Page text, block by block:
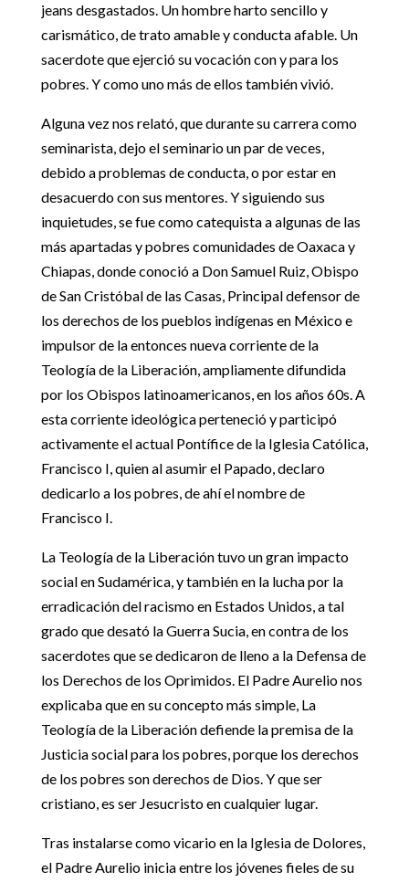
jeans desgastados. Un hombre harto sencillo y
carismático, de trato amable y conducta afable. Un
sacerdote que ejerció su vocación con y para los
pobres. Y como uno más de ellos también vivió.
Alguna vez nos relató, que durante su carrera como
seminarista, dejo el seminario un par de veces,
debido a problemas de conducta, o por estar en
desacuerdo con sus mentores. Y siguiendo sus
inquietudes, se fue como catequista a algunas de las
más apartadas y pobres comunidades de Oaxaca y
Chiapas, donde conoció a Don Samuel Ruiz, Obispo
de San Cristóbal de las Casas, Principal defensor de
los derechos de los pueblos indígenas en México e
impulsor de la entonces nueva corriente de la
Teología de la Liberación, ampliamente difundida
por los Obispos latinoamericanos, en los años 60s. A
esta corriente ideológica perteneció y participó
activamente el actual Pontífice de la Iglesia Católica,
Francisco I, quien al asumir el Papado, declaro
dedicarlo a los pobres, de ahí el nombre de
Francisco I.
La Teología de la Liberación tuvo un gran impacto
social en Sudamérica, y también en la lucha por la
erradicación del racismo en Estados Unidos, a tal
grado que desató la Guerra Sucia, en contra de los
sacerdotes que se dedicaron de lleno a la Defensa de
los Derechos de los Oprimidos. El Padre Aurelio nos
explicaba que en su concepto más simple, La
Teología de la Liberación defiende la premisa de la
Justicia social para los pobres, porque los derechos
de los pobres son derechos de Dios. Y que ser
cristiano, es ser Jesucristo en cualquier lugar.
Tras instalarse como vicario en la Iglesia de Dolores,
el Padre Aurelio inicia entre los jóvenes fieles de su